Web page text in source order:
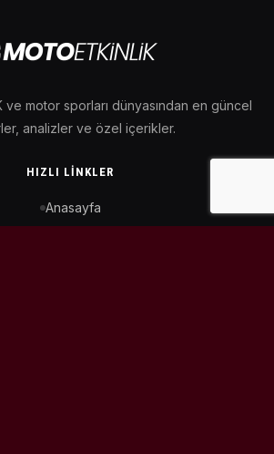
ve motor sporları dünyasından en güncel
analizler ve özel içerikler.
HIZLI LINKLER
Anasayfa